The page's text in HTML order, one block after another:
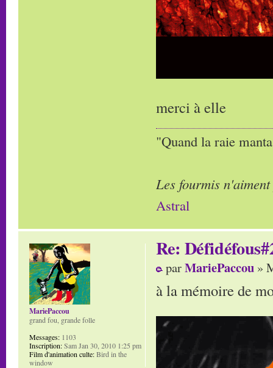
merci à elle
"Quand la raie
Les fourmis
Astral
Re:
parMariePaccou »
à la mémoire de
MariePaccou
grand fou, grande folle
Messages: 1103
Inscription:Sam Jan 30, 2010 1:25 pm
Film d'animation culte:Bird in the
window